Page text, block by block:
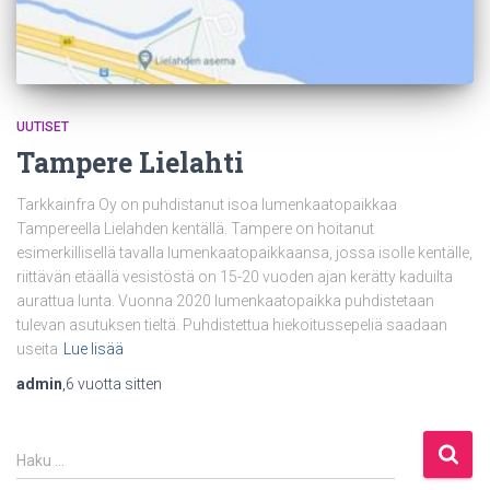
UUTISET
Tampere Lielahti
Tarkkainfra Oy on puhdistanut isoa lumenkaatopaikkaa
Tampereella Lielahden kentällä. Tampere on hoitanut
esimerkillisellä tavalla lumenkaatopaikkaansa, jossa isolle kentälle,
riittävän etäällä vesistöstä on 15-20 vuoden ajan kerätty kaduilta
aurattua lunta. Vuonna 2020 lumenkaatopaikka puhdistetaan
tulevan asutuksen tieltä. Puhdistettua hiekoitussepeliä saadaan
useita
Lue lisää
admin 6 vuotta sitten
H
a
Haku …